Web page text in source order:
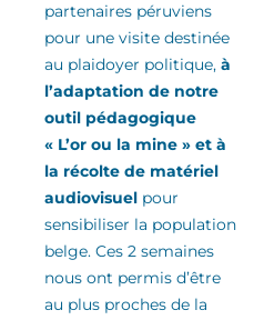
partenaires péruviens
pour une visite destinée
au plaidoyer politique, à
l’adaptation de notre
outil pédagogique
« L’or ou la mine » et à
la récolte de matériel
audiovisuel pour
sensibiliser la population
belge. Ces 2 semaines
nous ont permis d’être
au plus proches de la